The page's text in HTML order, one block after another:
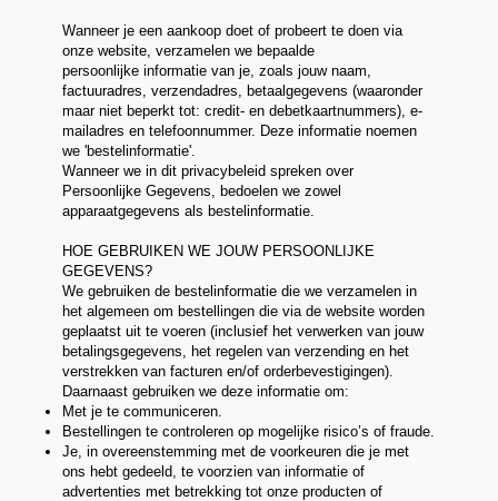
Wanneer je een aankoop doet of probeert te doen via
onze website, verzamelen we bepaalde
persoonlijke informatie van je, zoals jouw naam,
factuuradres, verzendadres, betaalgegevens (waaronder
maar niet beperkt tot: credit- en debetkaartnummers), e-
mailadres en telefoonnummer. Deze informatie noemen
we 'bestelinformatie'.
Wanneer we in dit privacybeleid spreken over
Persoonlijke Gegevens, bedoelen we zowel
apparaatgegevens als bestelinformatie.
HOE GEBRUIKEN WE JOUW PERSOONLIJKE
GEGEVENS?
We gebruiken de bestelinformatie die we verzamelen in
het algemeen om bestellingen die via de website worden
geplaatst uit te voeren (inclusief het verwerken van jouw
betalingsgegevens, het regelen van verzending en het
verstrekken van facturen en/of orderbevestigingen).
Daarnaast gebruiken we deze informatie om:
Met je te communiceren.
Bestellingen te controleren op mogelijke risico’s of fraude.
Je, in overeenstemming met de voorkeuren die je met
ons hebt gedeeld, te voorzien van informatie of
advertenties met betrekking tot onze producten of